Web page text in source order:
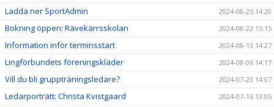
Ladda ner SportAdmin 2024-08-25 14:20
Bokning öppen: Rävekärrsskolan 2024-08-22 15:15
Information inför terminsstart 2024-08-13 14:27
Lingförbundets föreningskläder 2024-08-06 14:17
Vill du bli gruppträningsledare? 2024-07-23 14:07
Ledarporträtt: Christa Kvistgaard 2024-07-16 13:05